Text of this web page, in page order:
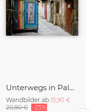
Unterwegs in Palermo
Wandbilder ab 15,90 €
20,90 € -25%